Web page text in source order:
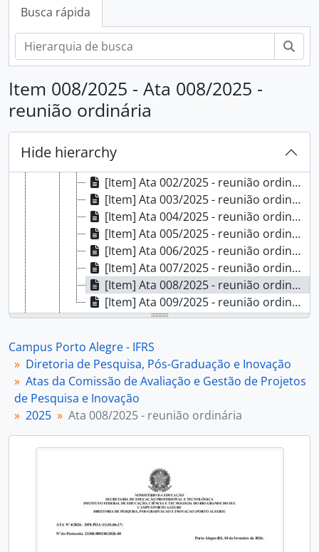
Busca rápida
Item 008/2025 - Ata 008/2025 -
reunião ordinária
Hide hierarchy
[Subséries] 2017
[Subséries] 2018
[Subséries] 2019
[Subséries] 2020
[Subséries] 2021
[Subséries] 2022
[Subséries] 2023
[Subséries] 2024
[Subséries] 2025
[Item] Ata 001/2025 - reunião ordinária
[Item] Ata 002/2025 - reunião ordinária
[Item] Ata 003/2025 - reunião ordinária
[Item] Ata 004/2025 - reunião ordinária
[Item] Ata 005/2025 - reunião ordinária
[Item] Ata 006/2025 - reunião ordinária
[Item] Ata 007/2025 - reunião ordinária
[Item] Ata 008/2025 - reunião ordinária
[Item] Ata 009/2025 - reunião ordinária
[Subséries] 2026
Campus Porto Alegre - IFRS
Diretoria de Pesquisa, Pós-Graduação e Inovação
Atas da Comissão de Avaliação e Gestão de Projetos
de Pesquisa e Inovação
2025
Ata 008/2025 - reunião ordinária